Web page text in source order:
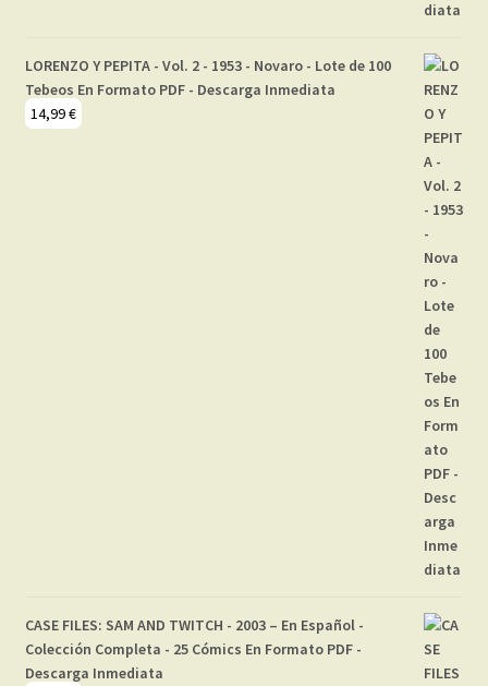
LORENZO Y PEPITA - Vol. 2 - 1953 - Novaro - Lote de 100
Tebeos En Formato PDF - Descarga Inmediata
14,99€
CASE FILES: SAM AND TWITCH - 2003 – En Español -
Colección Completa - 25 Cómics En Formato PDF -
Descarga Inmediata